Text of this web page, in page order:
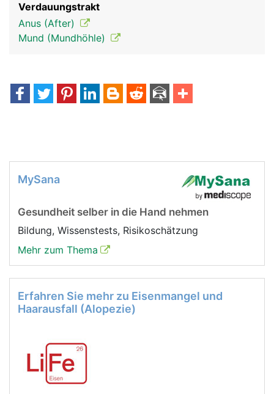
Verdauungstrakt
Anus (After)
Mund (Mundhöhle)
MySana
Gesundheit selber in die Hand nehmen
Bildung, Wissenstests, Risikoschätzung
Mehr zum Thema
Erfahren Sie mehr zu Eisenmangel und
Haarausfall (Alopezie)